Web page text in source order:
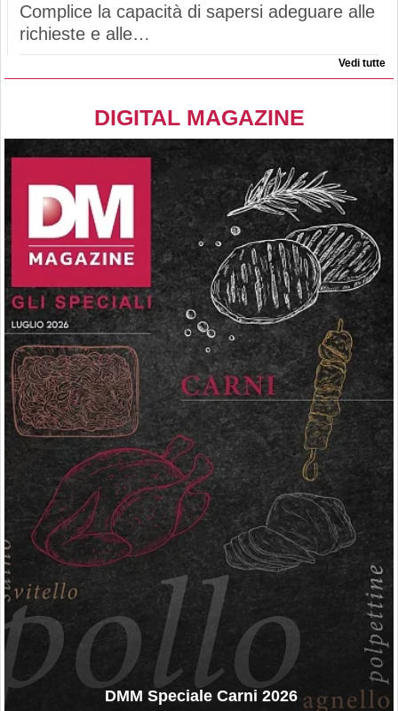
Complice la capacità di sapersi adeguare alle
richieste e alle…
Vedi tutte
DIGITAL MAGAZINE
DMM Speciale Carni 2026